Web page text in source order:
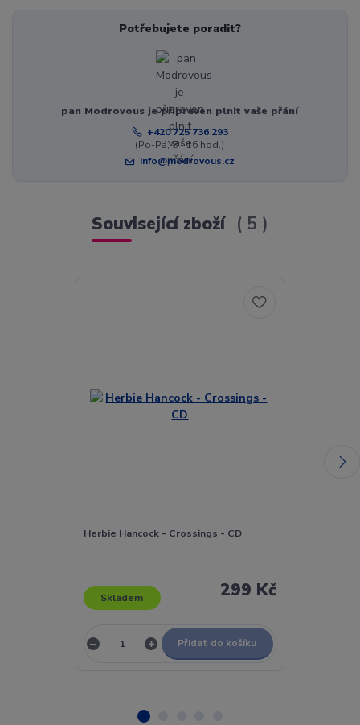
Potřebujete poradit?
pan Modrovous je připraven plnit vaše přání
+420 725 736 293
(Po-Pá, 8 - 16 hod.)
info@modrovous.cz
Související zboží 5
Herbie Hancock - Crossings - CD
299 Kč
Skladem
Přidat do košíku